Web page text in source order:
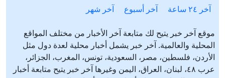
آخر ٢٤ ساعة آخر أسبوع آخر شهر
موقع آخر خبر يتيح لك متابعة آخر الأخبار من مختلف المواقع
المحلية والعالمية. آخر خبر يشمل أخبار محلية لعدة دول مثل
الأردن، فلسطين، مصر، السعودية، تونس، المغرب، الجزائر،
عرب ٤٨، لبنان، العراق، اليمن وغيرها آخر خبر يتيح متابعة أخبار